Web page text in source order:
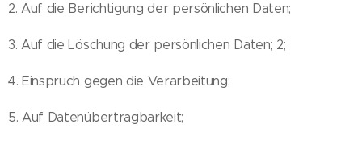
2. Auf die Berichtigung der persönlichen Daten;
3. Auf die Löschung der persönlichen Daten; 2;
4. Einspruch gegen die Verarbeitung;
5. Auf Datenübertragbarkeit;